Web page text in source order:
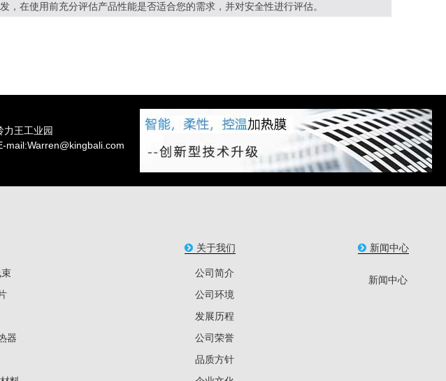
在使用前充分评估产品性能是否适合您的需求，并对安全性进行评估。
力王工业园
器
关于我们
公司简介
公司环境
发展历程
公司荣誉
品质方针
新闻中心
新闻中心